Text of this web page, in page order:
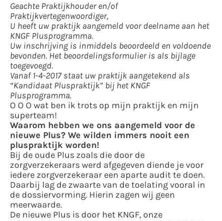
Geachte Praktijkhouder en/of
Praktijkvertegenwoordiger,
U heeft uw praktijk aangemeld voor deelname aan het
KNGF Plusprogramma.
Uw inschrijving is inmiddels beoordeeld en voldoende
bevonden. Het beoordelingsformulier is als bijlage
toegevoegd.
Vanaf 1-4-2017 staat uw praktijk aangetekend als
“Kandidaat Pluspraktijk” bij het KNGF
Plusprogramma.
O O O wat ben ik trots op mijn praktijk en mijn
superteam!
Waarom hebben we ons aangemeld voor de
nieuwe Plus? We wilden immers nooit een
pluspraktijk worden!
Bij de oude Plus zoals die door de
zorgverzekeraars werd afgegeven diende je voor
iedere zorgverzekeraar een aparte audit te doen.
Daarbij lag de zwaarte van de toelating vooral in
de dossiervorming. Hierin zagen wij geen
meerwaarde.
De nieuwe Plus is door het KNGF, onze